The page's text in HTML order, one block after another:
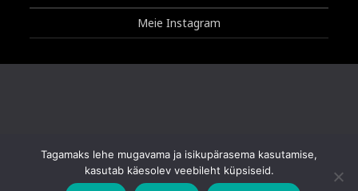
Meie Instagram
Copyright © 2025 Tartu Jogentaga Kool
Tagamaks lehe mugavama ja isikupärasema kasutamise,
kasutab käesolev veebileht küpsiseid.